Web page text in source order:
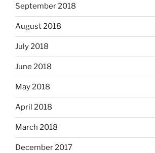
September 2018
August 2018
July 2018
June 2018
May 2018
April 2018
March 2018
December 2017